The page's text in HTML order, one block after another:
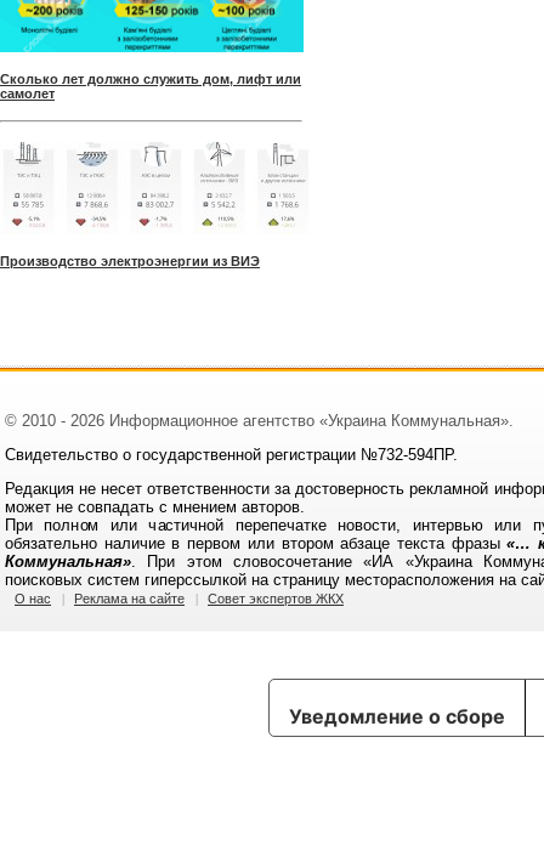
Сколько лет должно служить дом, лифт или
самолет
Производство электроэнергии из ВИЭ
© 2010 - 2026 Информационное агентство «Украина Коммунальная».
Свидетельство о государственной регистрации №732-594ПР.
Редакция не несет ответственности за достоверность рекламной
может не совпадать с мнением авторов.
При полном или частичной перепечатке новости, интервью или
обязательно наличие в первом или втором абзаце текста фразы «…
Коммунальная». При этом словосочетание «ИА «Украина
поисковых систем гиперссылкой на страницу месторасположения на
О нас Реклама на сайте Совет экспертов ЖКХ
Уведомление о сборе